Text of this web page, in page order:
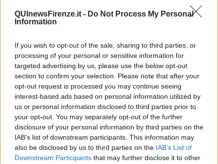
QUInewsFirenze.it - Do Not Process My Personal
Information
If you wish to opt-out of the sale, sharing to third parties, or
processing of your personal or sensitive information for
targeted advertising by us, please use the below opt-out
section to confirm your selection. Please note that after your
opt-out request is processed you may continue seeing
interest-based ads based on personal information utilized by
us or personal information disclosed to third parties prior to
your opt-out. You may separately opt-out of the further
disclosure of your personal information by third parties on the
IAB’s list of downstream participants. This information may
also be disclosed by us to third parties on the IAB’s List of
Downstream Participants that may further disclose it to other
ROMA —"Lettera impropria": così il ministro per l'istruzione
Giuseppe Valditara ha bollato l'iniziativa della preside del liceo
scientifico Leonardo da Vinci di Firenze Annalisa Savino di scrivere
agli studenti e alla sua comunità scolastica unacircolare in forma
di lettera apertaa seguito dell'aggressione avvenuta il 18
Febbraio scorso davanti al liceo Michelangiolo sempre a Firenze.
Nel testo si invitano gli studenti a non cedere all'indifferenza, con un
richiamo ad Antonio Gramsci. Ebbene: il ministro stamani ai
microfoni di Mattino 5 è intervenuto sull'iniziativa della dirigente
scolastica bocciando il messaggio etichettato come improprio.